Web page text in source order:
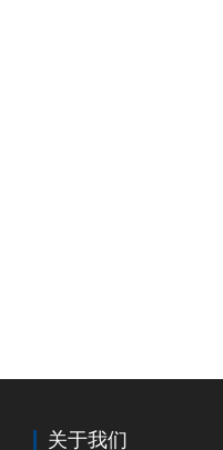
关于我们